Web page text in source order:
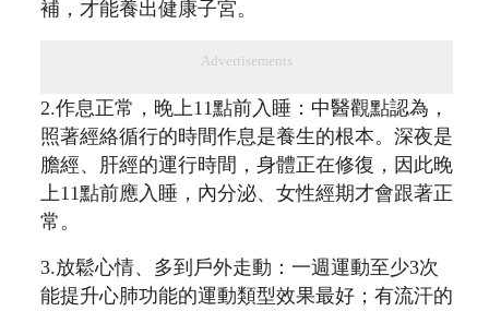
補，才能養出健康子宮。
Advertisements
2.作息正常，晚上11點前入睡：中醫觀點認為，
照著經絡循行的時間作息是養生的根本。深夜是
膽經、肝經的運行時間，身體正在修復，因此晚
上11點前應入睡，內分泌、女性經期才會跟著正
常。
3.放鬆心情、多到戶外走動：一週運動至少3次
能提升心肺功能的運動類型效果最好；有流汗的